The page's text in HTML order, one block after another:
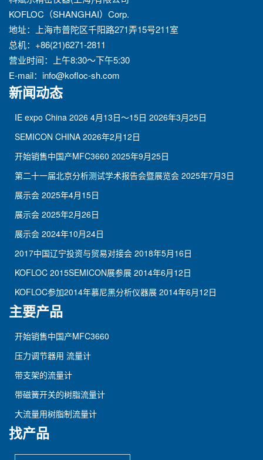
KOFLOC（SHANGHAI）Corp.
地址：上海市普陀区千阳路271弄15号211室
总机：+86(21)6271-2811
营业时间：上午8:30～下午5:30
E-mail： info@kofloc-sh.com
新闻动态
IE expo China 2026 4月13日～15日 2026年3月25日
SEMICON CHINA 2026年2月12日
开始销售中国产MFC3660 2025年9月25日
第二十一届北京分析测试学术报告会暨展览会 2025年7月3日
展示会 2025年4月15日
展示会 2025年2月26日
展示会 2024年10月24日
2017中国辽宁投资与贸易对接会 2018年5月16日
KOFLOC 2015SEMICON展参展 2014年6月12日
KOFLOC参加2014年慕尼黑分析仪器展 2014年6月12日
主要产品
开始销售中国产MFC3660
压力调节器用 流量计
带支架的流量计
带磁簧开关的树脂流量计
大流量用树脂制流量计
找产品